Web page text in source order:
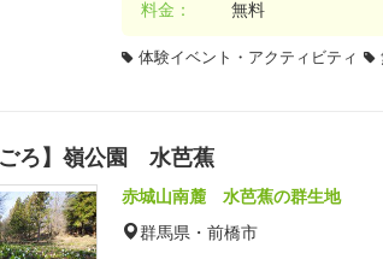
料金：
無料
体験イベント・アクティビティ
ごろ】嶺公園 水芭蕉
赤城山南麓 水芭蕉の群生地
群馬県・前橋市